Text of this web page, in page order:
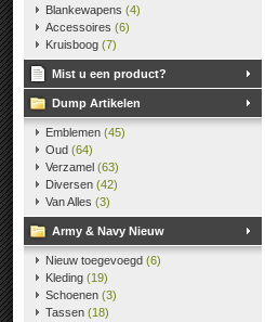
Blankewapens (4)
Accessoires (6)
Kruisboog (7)
Mist u een product?
Dump Artikelen
Emblemen (45)
Oud (64)
Verzamel (63)
Diversen (42)
Van Alles (3)
Army & Navy Nieuw
Nieuw toegevoegd (6)
Kleding (19)
Schoenen (3)
Tassen (18)